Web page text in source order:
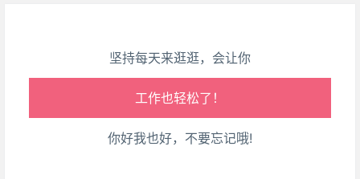
坚持每天来逛逛，会让你
腰也不酸了！
工作也轻松了！
你好我也好，不要忘记哦!